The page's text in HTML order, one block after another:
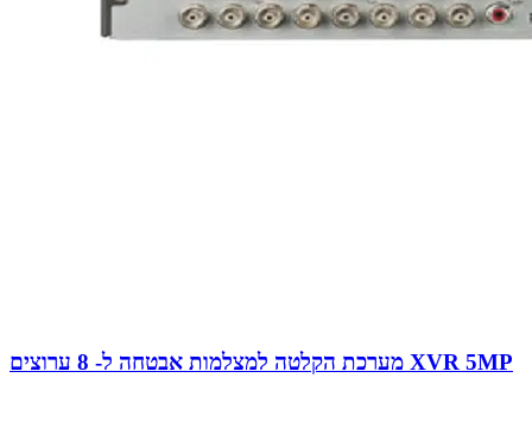
מערכת הקלטה למצלמות אבטחה ל- 8 ערוצים XVR 5MP